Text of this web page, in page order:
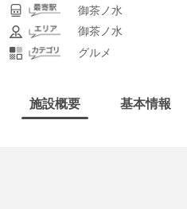
御茶ノ水
御茶ノ水
グルメ
施設概要 基本情報